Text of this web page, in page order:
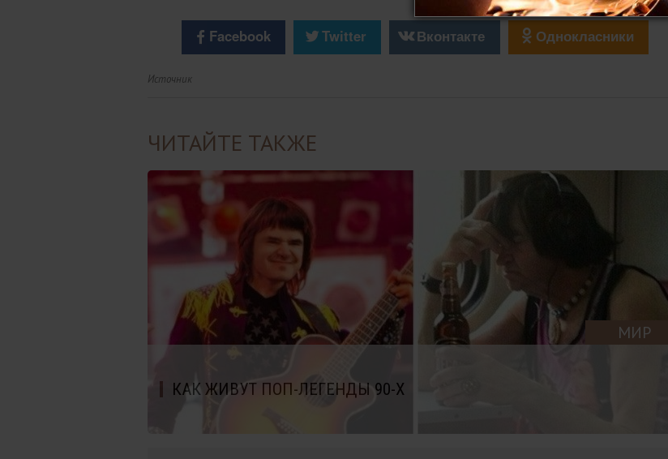
Facebook Twitter Вконтакте Однокласники
Источник
ЧИТАЙТЕ ТАКЖЕ
МИР
КАК ЖИВУТ ПОП-ЛЕГЕНДЫ 90-Х